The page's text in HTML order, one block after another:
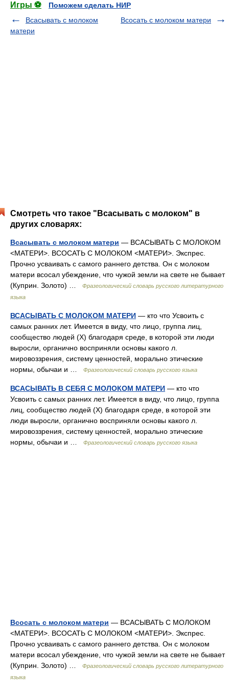
Игры ⚽
Поможем сделать НИР
Всасывать с молоком
матери
Всосать с молоком матери
Смотреть что такое "Всасывать с молоком" в
других словарях:
Всасывать с молоком матери — ВСАСЫВАТЬ С МОЛОКОМ
<МАТЕРИ>. ВСОСАТЬ С МОЛОКОМ <МАТЕРИ>. Экспрес.
Прочно усваивать с самого раннего детства. Он с молоком
матери всосал убеждение, что чужой земли на свете не бывает
(Куприн. Золото) …
Фразеологический словарь русского литературного
языка
ВСАСЫВАТЬ С МОЛОКОМ МАТЕРИ — кто что Усвоить с
самых ранних лет. Имеется в виду, что лицо, группа лиц,
сообщество людей (Х) благодаря среде, в которой эти люди
выросли, органично восприняли основы какого л.
мировоззрения, систему ценностей, морально этические
нормы, обычаи и …
Фразеологический словарь русского языка
ВСАСЫВАТЬ В СЕБЯ С МОЛОКОМ МАТЕРИ — кто что
Усвоить с самых ранних лет. Имеется в виду, что лицо, группа
лиц, сообщество людей (Х) благодаря среде, в которой эти
люди выросли, органично восприняли основы какого л.
мировоззрения, систему ценностей, морально этические
нормы, обычаи и …
Фразеологический словарь русского языка
Всосать с молоком матери — ВСАСЫВАТЬ С МОЛОКОМ
<МАТЕРИ>. ВСОСАТЬ С МОЛОКОМ <МАТЕРИ>. Экспрес.
Прочно усваивать с самого раннего детства. Он с молоком
матери всосал убеждение, что чужой земли на свете не бывает
(Куприн. Золото) …
Фразеологический словарь русского литературного
языка